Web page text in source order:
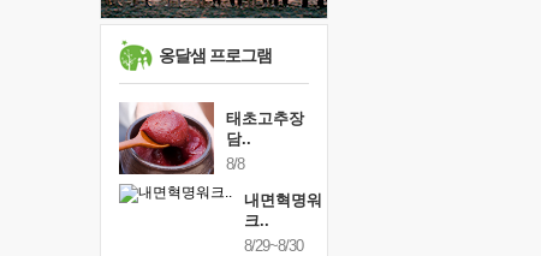
유년 시절의 부산 영도 바다
못된 꼰대들
거울 속의 나
옹달샘 프로그램
태초고추장
담..
8/8
내면혁명워
크..
8/29~8/30